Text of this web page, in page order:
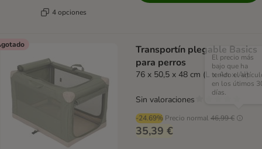
4 opciones
Transportín plegable Basics
para perros
76 x 50,5 x 48 cm (L x An x Al)
-24.69% Precio normal 46,99 €
El precio más
bajo que ha
tenido el
en los útimos
días.
35,39 €
Sin valoraciones